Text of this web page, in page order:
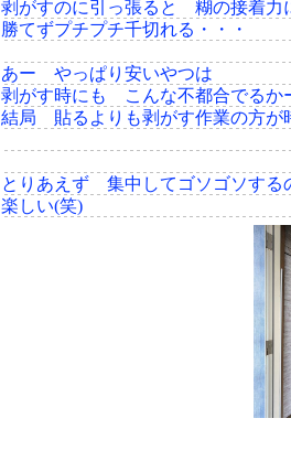
剥がすのに引っ張ると 糊の接着力
勝てずプチプチ千切れる・・・
あー やっぱり安いやつは
剥がす時にも こんな不都合でるか
結局 貼るよりも剥がす作業の方が
とりあえず 集中してゴソゴソする
楽しい(笑)